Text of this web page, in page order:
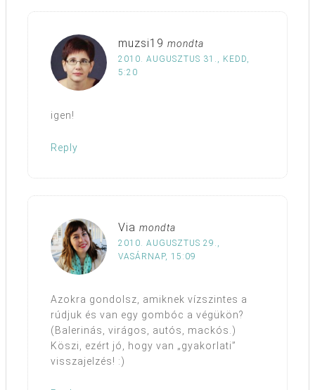
muzsi19 mondta
2010. AUGUSZTUS 31., KEDD,
5:20
igen!
Reply
Via mondta
2010. AUGUSZTUS 29.,
VASÁRNAP, 15:09
Azokra gondolsz, amiknek vízszintes a
rúdjuk és van egy gombóc a végükön?
(Balerinás, virágos, autós, mackós.)
Köszi, ezért jó, hogy van „gyakorlati”
visszajelzés! :)